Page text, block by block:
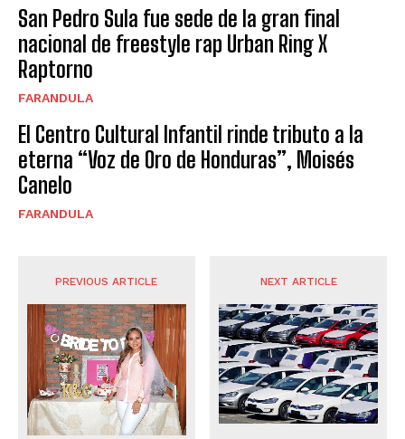
San Pedro Sula fue sede de la gran final
nacional de freestyle rap Urban Ring X
Raptorno
FARANDULA
El Centro Cultural Infantil rinde tributo a la
eterna “Voz de Oro de Honduras”, Moisés
Canelo
FARANDULA
PREVIOUS ARTICLE NEXT ARTICLE